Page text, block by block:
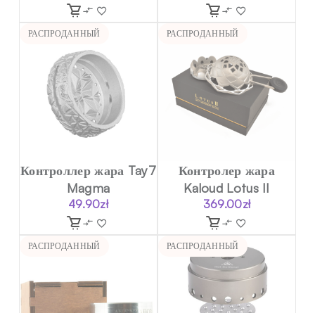
РАСПРОДАННЫЙ
Контроллер жара Tay7
Magma
49.90zł
РАСПРОДАННЫЙ
Контролер жара
Kaloud Lotus II
369.00zł
РАСПРОДАННЫЙ РАСПРОДАННЫЙ